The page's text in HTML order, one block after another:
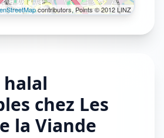
contributors, Points © 2012 LINZ
halal
chez Les
la Viande